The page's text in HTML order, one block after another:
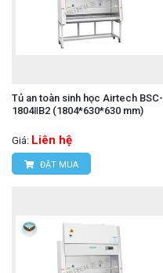
Tủ an toàn sinh học Airtech BSC-
1804ⅡB2 (1804*630*630 mm)
Giá: Liên hệ
ĐẶT MUA